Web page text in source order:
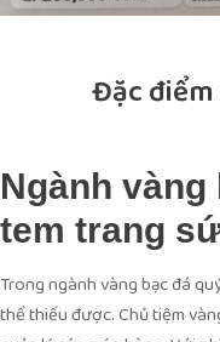
Đặc
Ngành
tem trang
Trong ngành vàng bạc đá
thể thiếu được. Chủ tiệm